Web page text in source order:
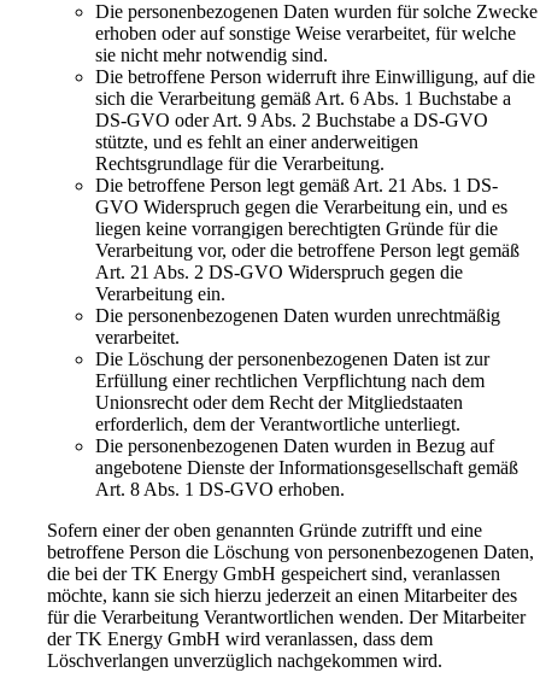
Die personenbezogenen Daten wurden für solche Zwecke
erhoben oder auf sonstige Weise verarbeitet, für welche
sie nicht mehr notwendig sind.
Die betroffene Person widerruft ihre Einwilligung, auf die
sich die Verarbeitung gemäß Art. 6 Abs. 1 Buchstabe a
DS-GVO oder Art. 9 Abs. 2 Buchstabe a DS-GVO
stützte, und es fehlt an einer anderweitigen
Rechtsgrundlage für die Verarbeitung.
Die betroffene Person legt gemäß Art. 21 Abs. 1 DS-
GVO Widerspruch gegen die Verarbeitung ein, und es
liegen keine vorrangigen berechtigten Gründe für die
Verarbeitung vor, oder die betroffene Person legt gemäß
Art. 21 Abs. 2 DS-GVO Widerspruch gegen die
Verarbeitung ein.
Die personenbezogenen Daten wurden unrechtmäßig
verarbeitet.
Die Löschung der personenbezogenen Daten ist zur
Erfüllung einer rechtlichen Verpflichtung nach dem
Unionsrecht oder dem Recht der Mitgliedstaaten
erforderlich, dem der Verantwortliche unterliegt.
Die personenbezogenen Daten wurden in Bezug auf
angebotene Dienste der Informationsgesellschaft gemäß
Art. 8 Abs. 1 DS-GVO erhoben.
Sofern einer der oben genannten Gründe zutrifft und eine
betroffene Person die Löschung von personenbezogenen Daten,
die bei der TK Energy GmbH gespeichert sind, veranlassen
möchte, kann sie sich hierzu jederzeit an einen Mitarbeiter des
für die Verarbeitung Verantwortlichen wenden. Der Mitarbeiter
der TK Energy GmbH wird veranlassen, dass dem
Löschverlangen unverzüglich nachgekommen wird.